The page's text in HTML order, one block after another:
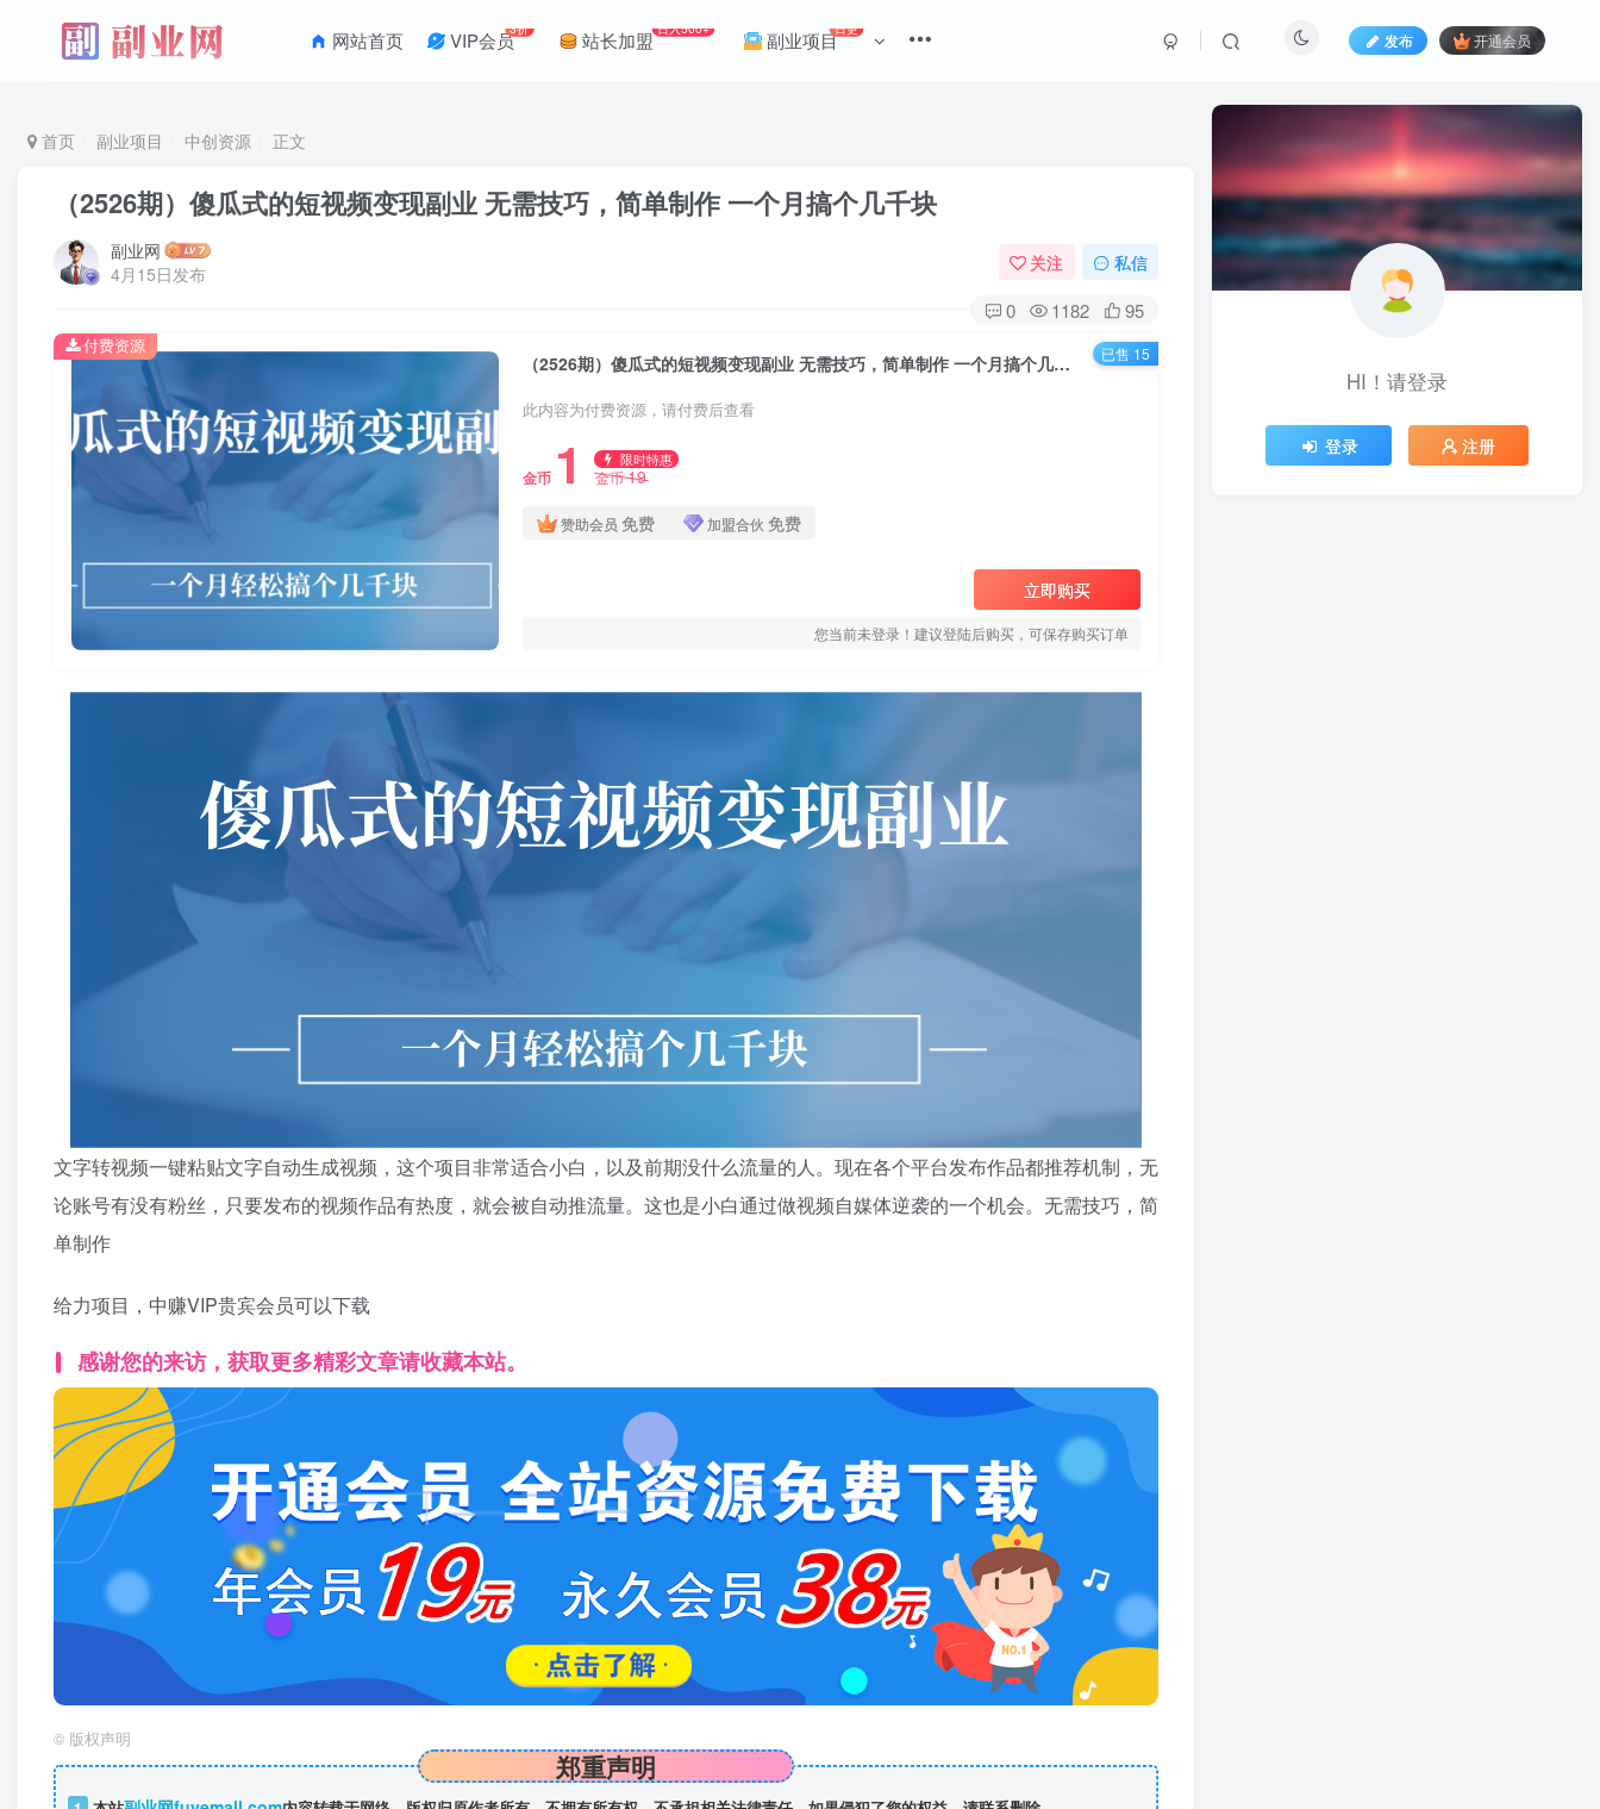
网站首页 VIP会员3折 站长加盟日入500+ 副业项目日更
发布 开通会员
首页 副业项目 中创资源 正文
（2526期）傻瓜式的短视频变现副业 无需技巧，简单制作 一个月搞个几千块
副业网
4月15日发布
关注 私信
0 1182 95
（2526期）傻瓜式的短视频变现副业 无需技巧，简单制作 一个月搞个几千块
此内容为付费资源，请付费后查看
金币 1 限时特惠
金币19
赞助会员 免费 加盟合伙 免费
立即购买
您当前未登录！建议登陆后购买，可保存购买订单
付费资源 已售 15
文字转视频一键粘贴文字自动生成视频，这个项目非常适合小白，以及前期没什么流量的人。现在各个平台发布作品都推荐机制，无
论账号有没有粉丝，只要发布的视频作品有热度，就会被自动推流量。这也是小白通过做视频自媒体逆袭的一个机会。无需技巧，简
单制作
给力项目，中赚VIP贵宾会员可以下载
感谢您的来访，获取更多精彩文章请收藏本站。
© 版权声明
郑重声明
HI！请登录
登录 注册